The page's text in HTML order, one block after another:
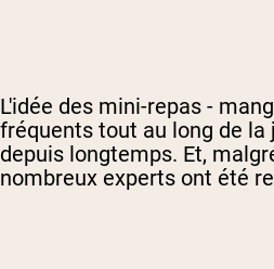
L'idée des mini-repas -
fréquents tout au long de la
depuis longtemps. Et,
nombreux experts ont été